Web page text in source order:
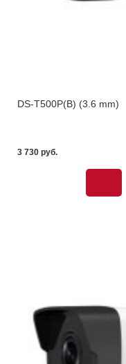
DS-T500P(B) (3.6 mm)
3 730 pуб.